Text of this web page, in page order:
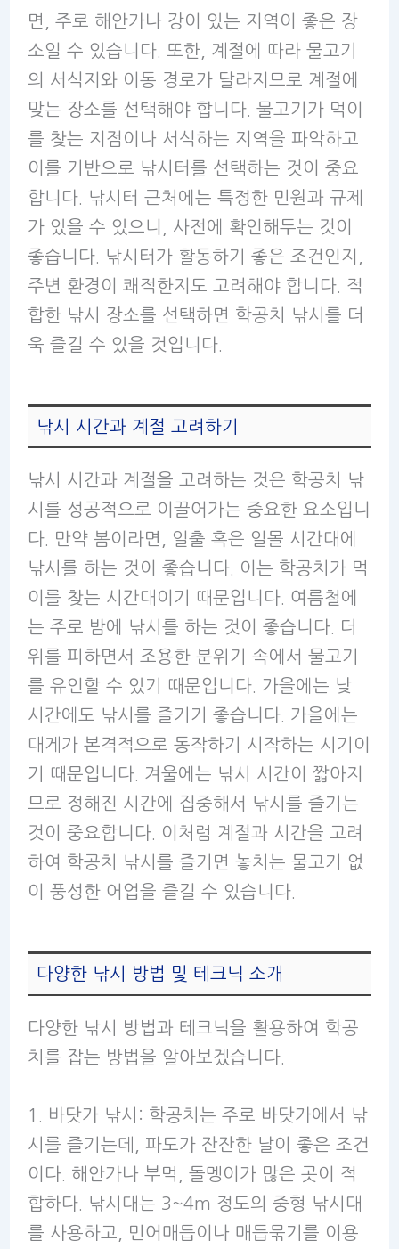
면, 주로 해안가나 강이 있는 지역이 좋은 장
소일 수 있습니다. 또한, 계절에 따라 물고기
의 서식지와 이동 경로가 달라지므로 계절에
맞는 장소를 선택해야 합니다. 물고기가 먹이
를 찾는 지점이나 서식하는 지역을 파악하고
이를 기반으로 낚시터를 선택하는 것이 중요
합니다. 낚시터 근처에는 특정한 민원과 규제
가 있을 수 있으니, 사전에 확인해두는 것이
좋습니다. 낚시터가 활동하기 좋은 조건인지,
주변 환경이 쾌적한지도 고려해야 합니다. 적
합한 낚시 장소를 선택하면 학공치 낚시를 더
욱 즐길 수 있을 것입니다.
낚시 시간과 계절 고려하기
낚시 시간과 계절을 고려하는 것은 학공치 낚
시를 성공적으로 이끌어가는 중요한 요소입니
다. 만약 봄이라면, 일출 혹은 일몰 시간대에
낚시를 하는 것이 좋습니다. 이는 학공치가 먹
이를 찾는 시간대이기 때문입니다. 여름철에
는 주로 밤에 낚시를 하는 것이 좋습니다. 더
위를 피하면서 조용한 분위기 속에서 물고기
를 유인할 수 있기 때문입니다. 가을에는 낮
시간에도 낚시를 즐기기 좋습니다. 가을에는
대게가 본격적으로 동작하기 시작하는 시기이
기 때문입니다. 겨울에는 낚시 시간이 짧아지
므로 정해진 시간에 집중해서 낚시를 즐기는
것이 중요합니다. 이처럼 계절과 시간을 고려
하여 학공치 낚시를 즐기면 놓치는 물고기 없
이 풍성한 어업을 즐길 수 있습니다.
다양한 낚시 방법 및 테크닉 소개
다양한 낚시 방법과 테크닉을 활용하여 학공
치를 잡는 방법을 알아보겠습니다.
1. 바닷가 낚시: 학공치는 주로 바닷가에서 낚
시를 즐기는데, 파도가 잔잔한 날이 좋은 조건
이다. 해안가나 부먹, 돌멩이가 많은 곳이 적
합하다. 낚시대는 3~4m 정도의 중형 낚시대
를 사용하고, 민어매듭이나 매듭묶기를 이용